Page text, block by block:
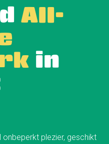
All-
in
onbeperkt plezier, geschikt